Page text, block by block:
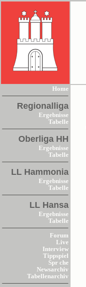
Home
Regionalliga
Ergebnisse
Tabelle
Oberliga HH
Ergebnisse
Tabelle
LL Hammonia
Ergebnisse
Tabelle
LL Hansa
Ergebnisse
Tabelle
Forum
Live
Interview
Tippspiel
Spr che
Newsarchiv
Tabellenarchiv